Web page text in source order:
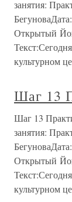
занятия:
Открытый
культурном
Шаг 13
Шаг 13
занятия:
Открытый
культурном